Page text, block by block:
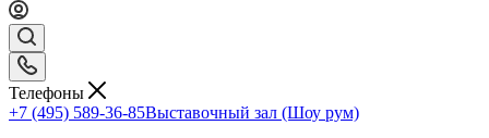
Телефоны
+7 (495) 589-36-85Выставочный зал (Шоу рум)